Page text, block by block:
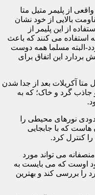
از پلیمر متیل متا
بالایی از خود نشان
از این پلیمر از
استفاده می کنند که باعث
البته مسلما همه دوست
بردارد این اتفاق برای
آکریلات بعد از جدا شدن
جاذب گرد و خاک؛ که به
نورهای محیطی را
که با جابجایی
کنترل کرد.
می تواند مورد
اوست که می بایست به
را بررسی کند و بهترین